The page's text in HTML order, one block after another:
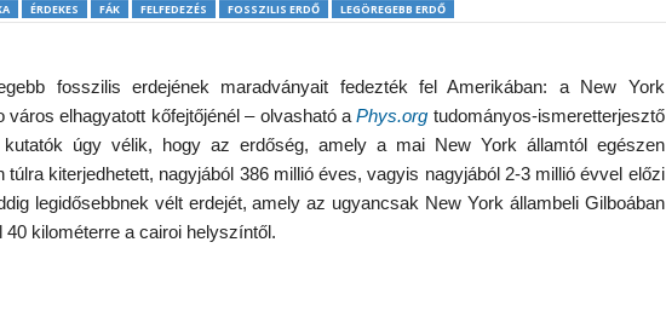
ÉRDEKES FÁK FELFEDEZÉS FOSSZILIS ERDŐ LEGÖREGEBB ERDŐ
fosszilis erdejének maradványait fedezték fel Amerikában: a New York
város elhagyatott kőfejtőjénél – olvasható aPhys.org tudományos-ismeretterjesztő
kutatók úgy vélik, hogy az erdőség, amely a mai New York államtól egészen
túlra kiterjedhetett, nagyjából 386 millió éves, vagyis nagyjából 2-3 millió évvel előzi
legidősebbnek vélt erdejét, amely az ugyancsak New York állambeli Gilboában
40 kilométerre a cairoi helyszíntől.